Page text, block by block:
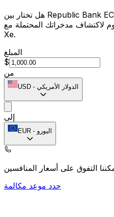
هل تختار بين Republic Bank EC و Xe لتحويل أموالك الدولية؟
لاكتشاف مدخراتك المحتملة مع
Xe.
المبلغ
$
من
USD - الدولار الأمريكي
إلى
EUR - اليورو
حدد موعد مكالمة